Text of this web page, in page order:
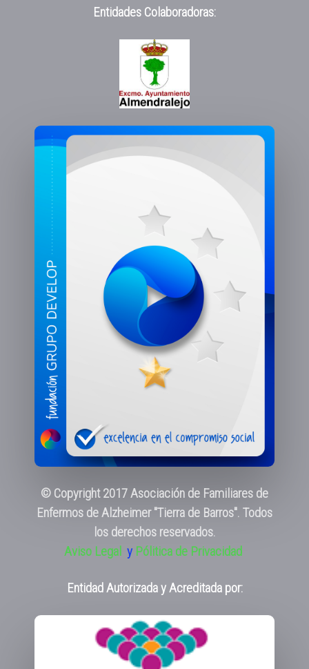
Entidades Colaboradoras:
© Copyright 2017 Asociación de Familiares de
Enfermos de Alzheimer "Tierra de Barros". Todos
los derechos reservados.
Aviso Legal y Pólitica de Privacidad
Entidad Autorizada y Acreditada por: